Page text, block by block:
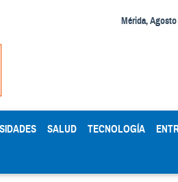
Mérida, Agosto
SALUD TECNOLOGÍA